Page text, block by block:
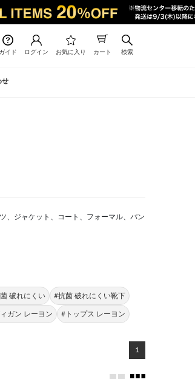
ガイド ログイン お気に入り カート 検索
せ
、ジャケット、コート、フォーマル、パン
破れにくい #抗菌 破れにくい靴下
ガン レーヨン #トップス レーヨン
1